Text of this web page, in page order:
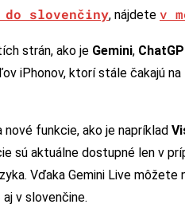
slovenčiny, nájdete v
strán, ako je Gemini,
iPhonov, ktorí stále čakajú
funkcie, ako je napríklad
sú aktuálne dostupné len v
Vďaka Gemini Live
v slovenčine.